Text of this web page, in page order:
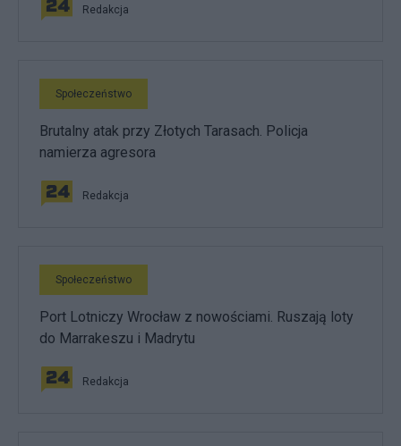
Redakcja
Społeczeństwo
Brutalny atak przy Złotych Tarasach. Policja
namierza agresora
Redakcja
Społeczeństwo
Port Lotniczy Wrocław z nowościami. Ruszają loty
do Marrakeszu i Madrytu
Redakcja